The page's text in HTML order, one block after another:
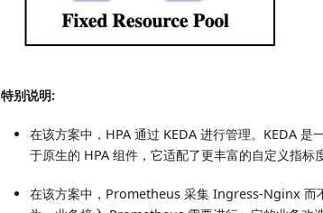
特别说明:
在该方案中，HPA 通过 KEDA 进行管理。KEDA
于原生的 HPA 组件，它适配了更丰富的自定义指标
在该方案中，Prometheus 采集 Ingress-Nginx 而